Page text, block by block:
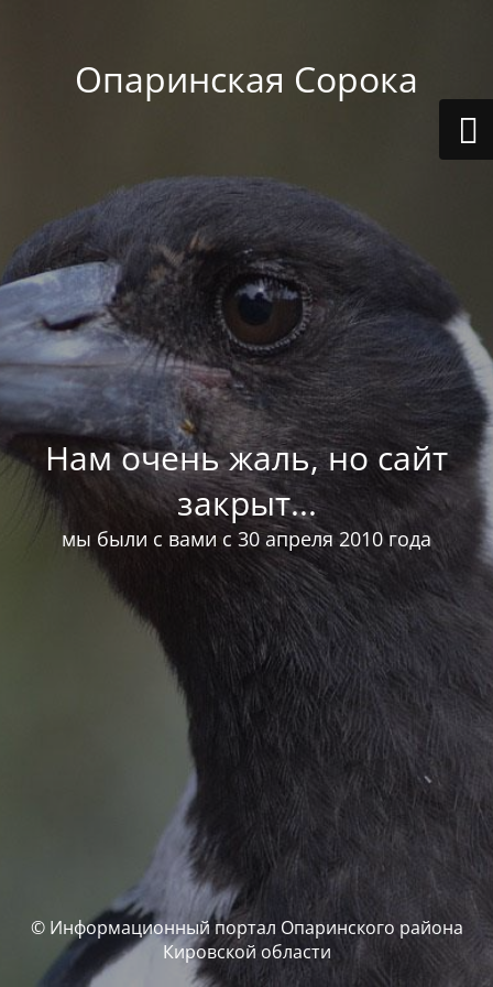
Опаринская Сорока
Нам очень жаль, но сайт
закрыт...
мы были с вами с 30 апреля 2010 года
© Информационный портал Опаринского района
Кировской области